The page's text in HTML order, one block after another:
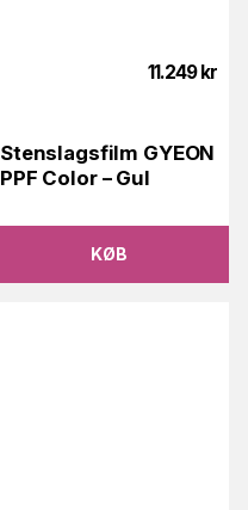
11.249 kr
Stenslagsfilm GYEON
PPF Color – Gul
KØB